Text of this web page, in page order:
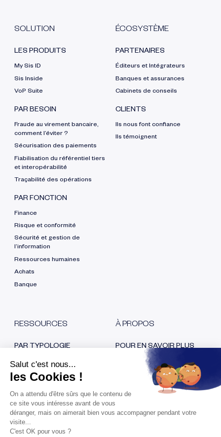
SOLUTION
LES PRODUITS
My Sis ID
Sis Inside
VoP Suite
PAR BESOIN
Fraude au virement bancaire,
comment l’éviter ?
Sécurisation des paiements
Fiabilisation du référentiel tiers
et interopérabilité
Traçabilité des opérations
PAR FONCTION
Finance
Risque et conformité
Sécurité et gestion de
l’information
Ressources humaines
Achats
Banque
ÉCOSYSTÈME
PARTENAIRES
Éditeurs et Intégrateurs
Banques et assurances
Cabinets de conseils
CLIENTS
Ils nous font confiance
Ils témoignent
RESSOURCES
PAR TYPOLOGIE
Blog
E-book
Replays
Espace Presse
À PROPOS
POUR EN SAVOIR PLUS
Qui sommes nous ?
Nos certifications
Recrutement
RESTONS EN CONTACT